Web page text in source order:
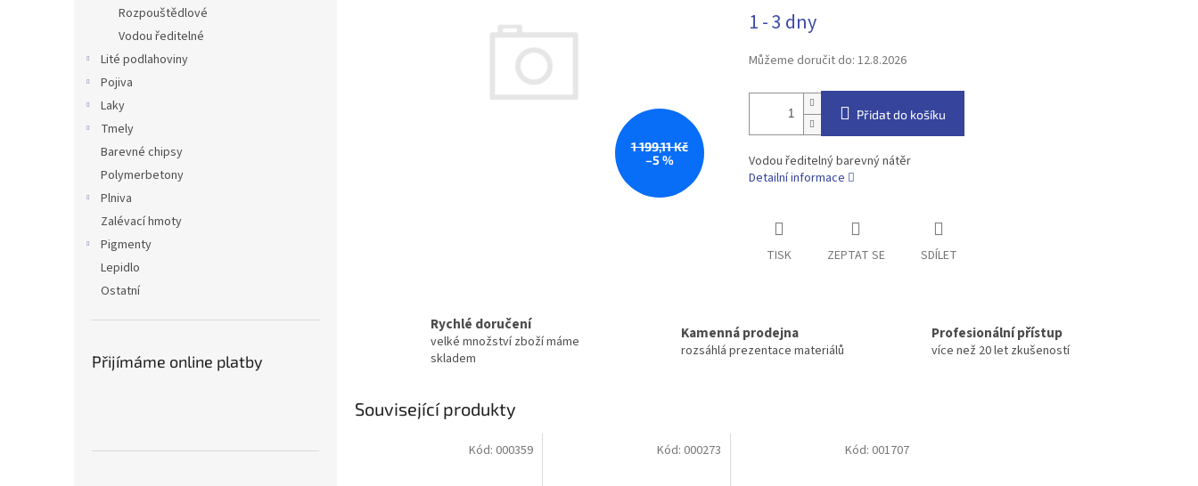
Rozpouštědlové
Vodou ředitelné
Lité podlahoviny
Pojiva
Laky
Tmely
Barevné chipsy
Polymerbetony
Plniva
Zalévací hmoty
Pigmenty
Lepidlo
Ostatní
Přijímáme online platby
1 199,11 Kč
–5 %
cena:
1 - 3 dny
Můžeme doručit do: 12.8.2026
Přidat do košíku
Vodou ředitelný barevný nátěr
Detailní informace
TISK ZEPTAT SE SDÍLET
Rychlé doručení
velké množství zboží máme
skladem
Kamenná prodejna
rozsáhlá prezentace materiálů
Profesionální přístup
více než 20 let zkušeností
Související produkty
Kód: 000359 Kód: 000273 Kód: 001707